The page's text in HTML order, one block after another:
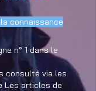
connaissance
n° 1 dans le
consulté via les
Les articles de